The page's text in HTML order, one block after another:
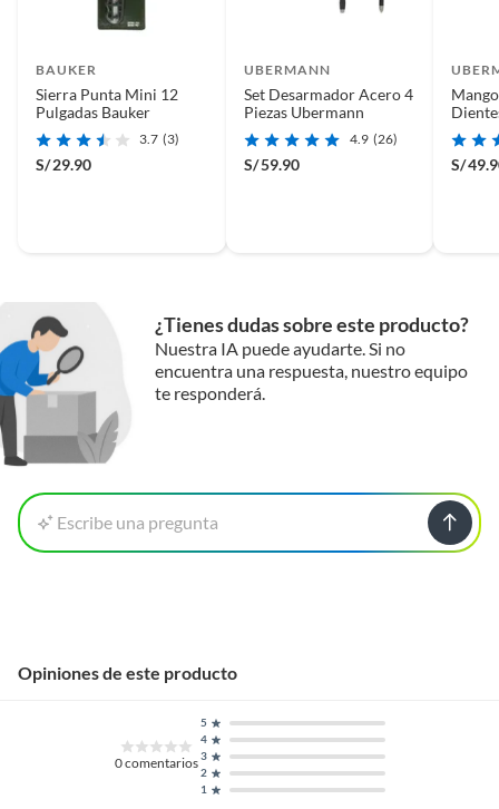
BAUKER
Sierra Punta Mini 12
Pulgadas Bauker
3.7 (3)
S/29.90
UBERMANN
Set Desarmador Acero 4
Piezas Ubermann
4.9 (26)
S/59.90 S/
¿Tienes dudas sobre este producto?
Nuestra IA puede ayudarte. Si no
encuentra una respuesta, nuestro equipo
te responderá.
Escribe una pregunta
Opiniones de este producto
0comentarios
1
2
3
4
5